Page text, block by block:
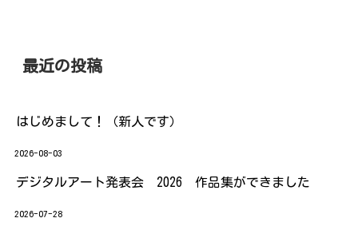
最近の投稿
はじめまして！（新人です）
2026-08-03
デジタルアート発表会 2026 作品集ができました
2026-07-28